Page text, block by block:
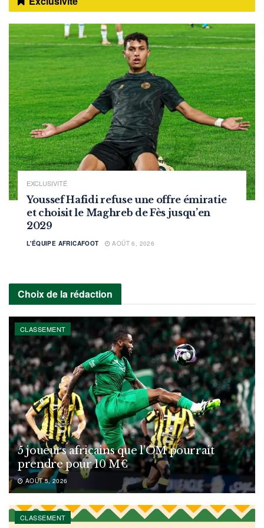
EXCLUSIVITÉ
Youssef Hafidi refuse une offre émiratie
et choisit le Maghreb de Fès jusqu’en
2029
L'ÉQUIPE AFRICAFOOT AOÛT 6, 2026
Choix de la rédaction
CLASSEMENT
5 joueurs africains que l’OM pourrait
prendre pour 10 M€
AOÛT 5, 2026
CLASSEMENT